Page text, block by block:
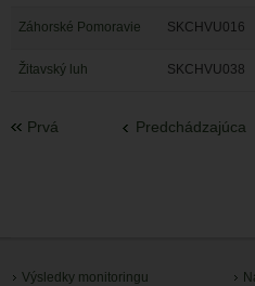
Záhorské Pomoravie SKCHVU016
Žitavský luh SKCHVU038
Prvá Predchádzajúca
Výsledky monitoringu